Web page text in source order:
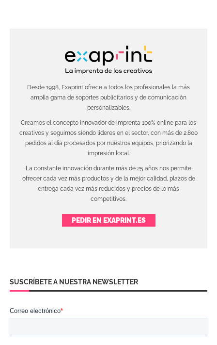
Desde 1998, Exaprint ofrece a todos los profesionales la más
amplia gama de soportes publicitarios y de comunicación
personalizables.
Creamos el concepto innovador de imprenta 100% online para los
creativos y seguimos siendo líderes en el sector, con más de 2.800
pedidos al día procesados por nuestros equipos, priorizando la
impresión local.
La constante innovación durante más de 25 años nos permite
ofrecer cada vez más productos y de la mejor calidad, plazos de
entrega cada vez más reducidos y precios de lo más
competitivos.
PEDIR EN EXAPRINT.ES
SUSCRÍBETE A NUESTRA NEWSLETTER